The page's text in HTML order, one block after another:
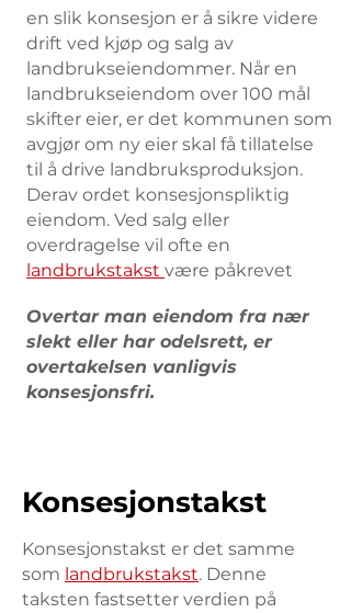
en slik konsesjon er å sikre videre
drift ved kjøp og salg av
landbrukseiendommer. Når en
landbrukseiendom over 100 mål
skifter eier, er det kommunen som
avgjør om ny eier skal få tillatelse
til å drive landbruksproduksjon.
Derav ordet konsesjonspliktig
eiendom. Ved salg eller
overdragelse vil ofte en
landbrukstakst være påkrevet
Overtar man eiendom fra nær
slekt eller har odelsrett, er
overtakelsen vanligvis
konsesjonsfri.
‍Konsesjonstakst
Konsesjonstakst er det samme
som landbrukstakst. Denne
taksten fastsetter verdien på